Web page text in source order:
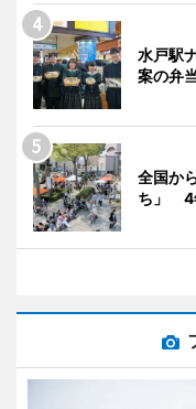
水戸駅
案の弁
全国か
ち」 4